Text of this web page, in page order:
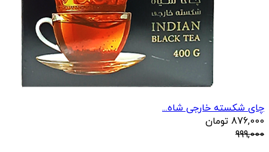
چای شکسته خارجی شاه...
876,000 تومان
999,000